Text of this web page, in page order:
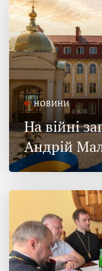
НОВИНИ
На війні
Андрій